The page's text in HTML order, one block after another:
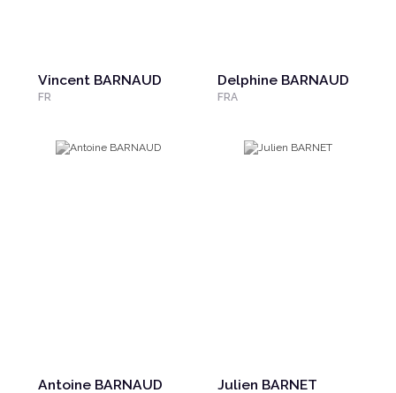
Vincent BARNAUD
FR
Delphine BARNAUD
FRA
Antoine BARNAUD Julien BARNET